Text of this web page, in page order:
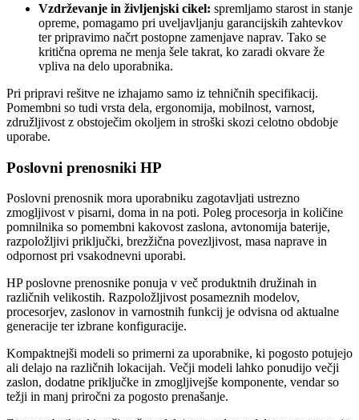
Vzdrževanje in življenjski cikel: spremljamo starost in stanje
opreme, pomagamo pri uveljavljanju garancijskih zahtevkov
ter pripravimo načrt postopne zamenjave naprav. Tako se
kritična oprema ne menja šele takrat, ko zaradi okvare že
vpliva na delo uporabnika.
Pri pripravi rešitve ne izhajamo samo iz tehničnih specifikacij.
Pomembni so tudi vrsta dela, ergonomija, mobilnost, varnost,
združljivost z obstoječim okoljem in stroški skozi celotno obdobje
uporabe.
Poslovni prenosniki HP
Poslovni prenosnik mora uporabniku zagotavljati ustrezno
zmogljivost v pisarni, doma in na poti. Poleg procesorja in količine
pomnilnika so pomembni kakovost zaslona, avtonomija baterije,
razpoložljivi priključki, brezžična povezljivost, masa naprave in
odpornost pri vsakodnevni uporabi.
HP poslovne prenosnike ponuja v več produktnih družinah in
različnih velikostih. Razpoložljivost posameznih modelov,
procesorjev, zaslonov in varnostnih funkcij je odvisna od aktualne
generacije ter izbrane konfiguracije.
Kompaktnejši modeli so primerni za uporabnike, ki pogosto potujejo
ali delajo na različnih lokacijah. Večji modeli lahko ponudijo večji
zaslon, dodatne priključke in zmogljivejše komponente, vendar so
težji in manj priročni za pogosto prenašanje.